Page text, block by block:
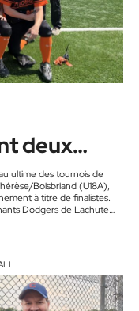
deux
ultime des tournois de
Boisbriand (U18A),
à titre de finalistes.
Dodgers de Lachute